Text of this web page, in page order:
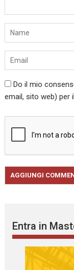
Do il mio
email, sito web)
Entra in